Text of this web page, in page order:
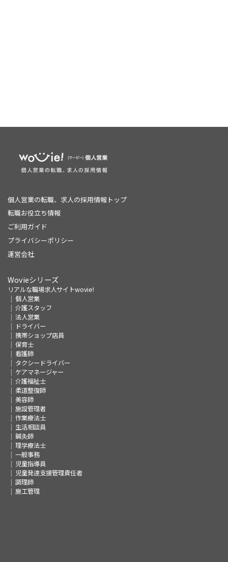
個人営業の転職、求人の採用情報トップ
転職お役立ち情報
ご利用ガイド
プライバシーポリシー
運営会社
Wovieシリーズ
リアルな職場求人サイトwovie!
個人営業
介護スタッフ
法人営業
ドライバー
携帯ショップ店員
保育士
看護師
タクシードライバー
ケアマネージャー
介護福祉士
柔道整復師
美容師
施設管理者
作業療法士
生活相談員
鍼灸師
理学療法士
一般事務
児童指導員
児童発達支援管理責任者
調理師
施工管理